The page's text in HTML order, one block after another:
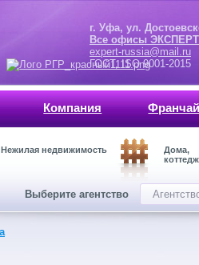
г. Уфа, ул.
Все офисы ЭКСПЕРТ
expert-russia@mail.ru
ГОСТ, ISO 9001-2015
Компания
Нежилая недвижимость
Дома,
Выберите агентство